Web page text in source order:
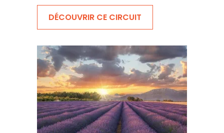
DÉCOUVRIR CE CIRCUIT